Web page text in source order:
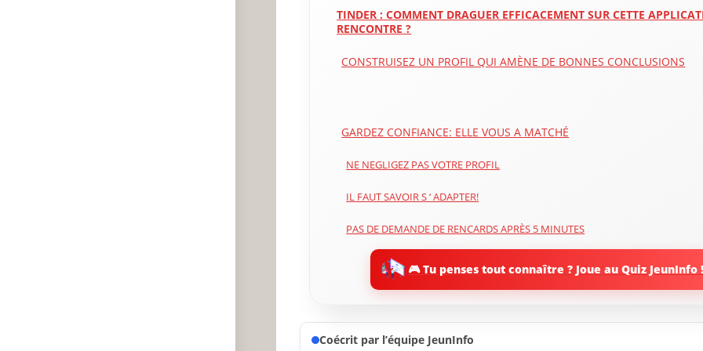
TINDER : COMMENT DRAGUER EFFICACEMENT SUR CETTE
RENCONTRE ?
CONSTRUISEZ UN PROFIL QUI AMÈNE DE BONNES CONCLUSIONS
GARDEZ CONFIANCE: ELLE VOUS A MATCHÉ
NE NEGLIGEZ PAS VOTRE PROFIL
IL FAUT SAVOIR S ‘ ADAPTER!
PAS DE DEMANDE DE RENCARDS APRÈS 5 MINUTES
DRAGUER SUR TINDER AVEC DES RÉFÉRENCES SEXUELLES
L ’ HUMOUR POUR DRAGUER SUR TINDER : UNE ARME DOUBLE TRANCHANT
🎮 Tu penses tout connaître ? Joue au Quiz JeunInfo !
Coécrit par l’équipe JeunInfo